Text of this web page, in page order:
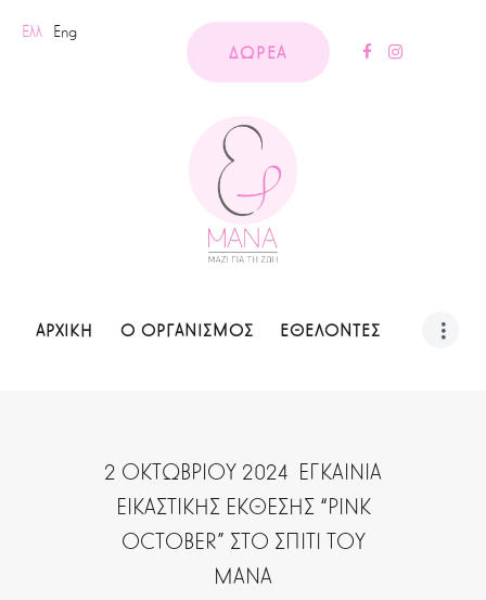
Ελλ Eng
ΔΩΡΕΑ
ΑΡΧΙΚΗ Ο ΟΡΓΑΝΙΣΜΟΣ ΕΘΕΛΟΝΤΕΣ
2 ΟΚΤΩΒΡΙΟΥ 2024 ΕΓΚΑΙΝΙΑ
ΕΙΚΑΣΤΙΚΗΣ ΕΚΘΕΣΗΣ “PINK
OCTOBER” ΣΤΟ ΣΠΙΤΙ ΤΟΥ
ΜΑΝΑ